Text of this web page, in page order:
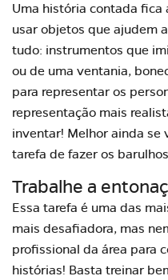
Uma história contada
usar objetos que ajudem
tudo: instrumentos que
ou de uma ventania,
para representar os
representação mais
inventar! Melhor ainda se
tarefa de fazer os
Trabalhe a
Essa tarefa é uma das
mais desafiadora, mas
profissional da área para
histórias! Basta treinar